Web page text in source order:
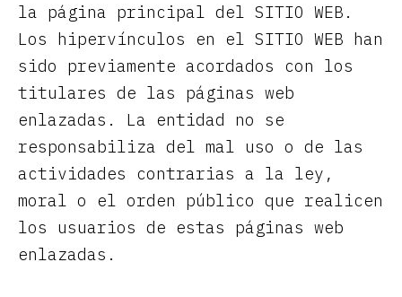
la página principal del SITIO WEB.
Los hipervínculos en el SITIO WEB han
sido previamente acordados con los
titulares de las páginas web
enlazadas. La entidad no se
responsabiliza del mal uso o de las
actividades contrarias a la ley,
moral o el orden público que realicen
los usuarios de estas páginas web
enlazadas.